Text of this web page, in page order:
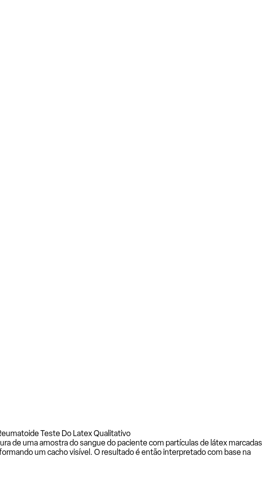
Teste Do Latex Qualitativo
de uma amostra do sangue do paciente com partículas de látex marcadas
um cacho visível. O resultado é então interpretado com base na